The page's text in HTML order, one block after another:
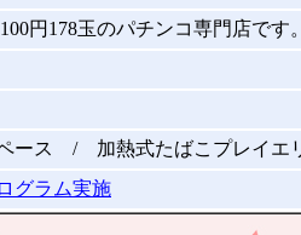
円178玉のパチンコ専門店です
ース / 加熱式たばこプレイエ
グラム実施